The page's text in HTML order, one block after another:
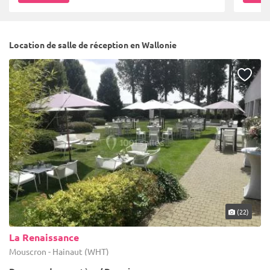
Location de salle de réception en Wallonie
(22)
La Renaissance
Mouscron - Hainaut (WHT)